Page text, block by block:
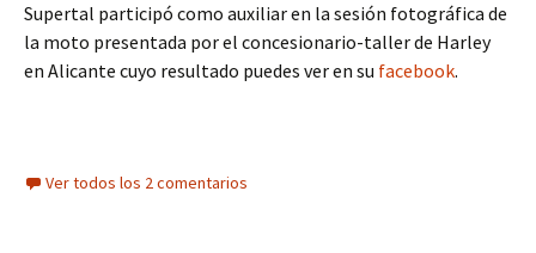
Supertal participó como auxiliar en la sesión fotográfica de
la moto presentada por el concesionario-taller de Harley
en Alicante cuyo resultado puedes ver en su facebook.
Ver todos los 2 comentarios